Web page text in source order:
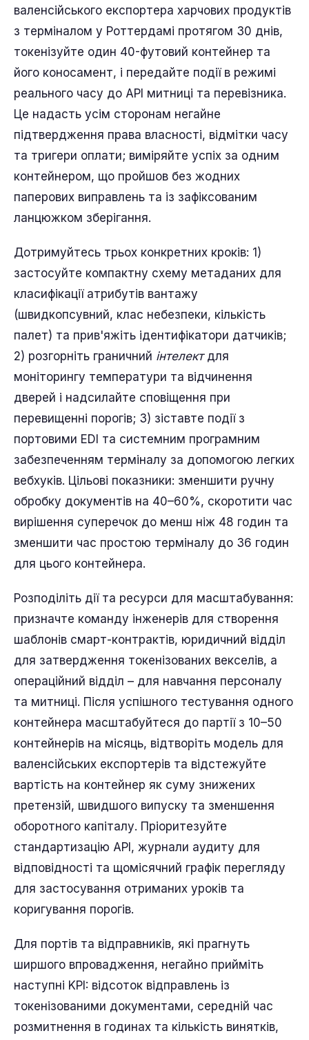
валенсійського експортера харчових продуктів
з терміналом у Роттердамі протягом 30 днів,
токенізуйте один 40-футовий контейнер та
його коносамент, і передайте події в режимі
реального часу до API митниці та перевізника.
Це надасть усім сторонам негайне
підтвердження права власності, відмітки часу
та тригери оплати; виміряйте успіх за одним
контейнером, що пройшов без жодних
паперових виправлень та із зафіксованим
ланцюжком зберігання.
Дотримуйтесь трьох конкретних кроків: 1)
застосуйте компактну схему метаданих для
класифікації атрибутів вантажу
(швидкопсувний, клас небезпеки, кількість
палет) та прив'яжіть ідентифікатори датчиків;
2) розгорніть граничний інтелектдля
моніторингу температури та відчинення
дверей і надсилайте сповіщення при
перевищенні порогів; 3) зіставте події з
портовими EDI та системним програмним
забезпеченням терміналу за допомогою легких
вебхуків. Цільові показники: зменшити ручну
обробку документів на 40–60%, скоротити час
вирішення суперечок до менш ніж 48 годин та
зменшити час простою терміналу до 36 годин
для цього контейнера.
Розподіліть дії та ресурси для масштабування:
призначте команду інженерів для створення
шаблонів смарт-контрактів, юридичний відділ
для затвердження токенізованих векселів, а
операційний відділ – для навчання персоналу
та митниці. Після успішного тестування одного
контейнера масштабуйтеся до партії з 10–50
контейнерів на місяць, відтворіть модель для
валенсійських експортерів та відстежуйте
вартість на контейнер як суму знижених
претензій, швидшого випуску та зменшення
оборотного капіталу. Пріоритезуйте
стандартизацію API, журнали аудиту для
відповідності та щомісячний графік перегляду
для застосування отриманих уроків та
коригування порогів.
Для портів та відправників, які прагнуть
ширшого впровадження, негайно прийміть
наступні KPI: відсоток відправлень із
токенізованими документами, середній час
розмитнення в годинах та кількість винятків,